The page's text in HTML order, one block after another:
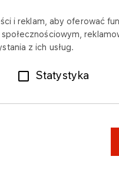
i reklam, aby oferować
z ich usług.
Statystyka